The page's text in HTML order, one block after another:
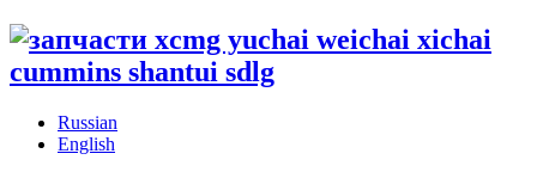
Russian
English